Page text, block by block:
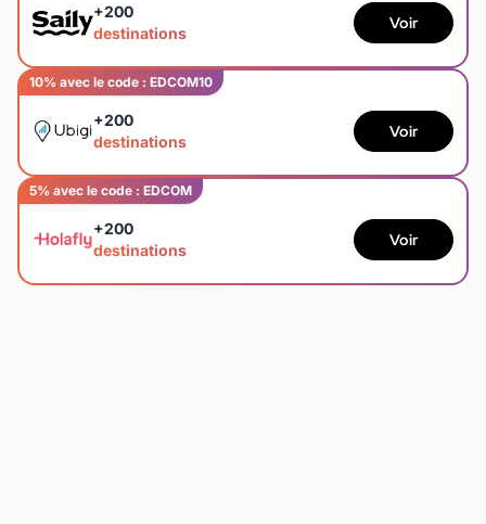
+200
destinations
Voir
10% avec le code : EDCOM10
+200
destinations
Voir
5% avec le code : EDCOM
+200
destinations
Voir